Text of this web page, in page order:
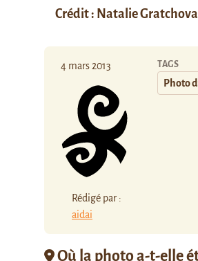
Crédit : Natalie Gratchova
4 mars 2013
Rédigé par :
aidai
TAGS
Photo
Où la photo a-t-elle